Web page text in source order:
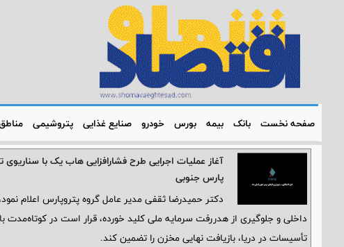
صفحه نخست بانک بیمه بورس خودرو صنایع غذایی پتروشیمی
آغاز عملیات اجرایی طرح فشارافزایی هاب یک با
پارس جنوبی
دکتر حمیدرضا ثقفی مدیر عامل گروه پتروپارس اعلام
داخلی و جلوگیری از هدررفت سرمایه ملی کلید خورده، قرار است در کوتاه‌مدت
تأسیسات در دریا، بازیافت نهایی مخزن را تضمین کند.